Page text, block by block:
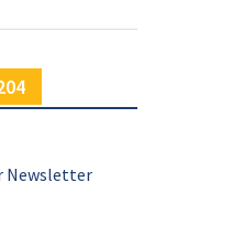
Newsletter